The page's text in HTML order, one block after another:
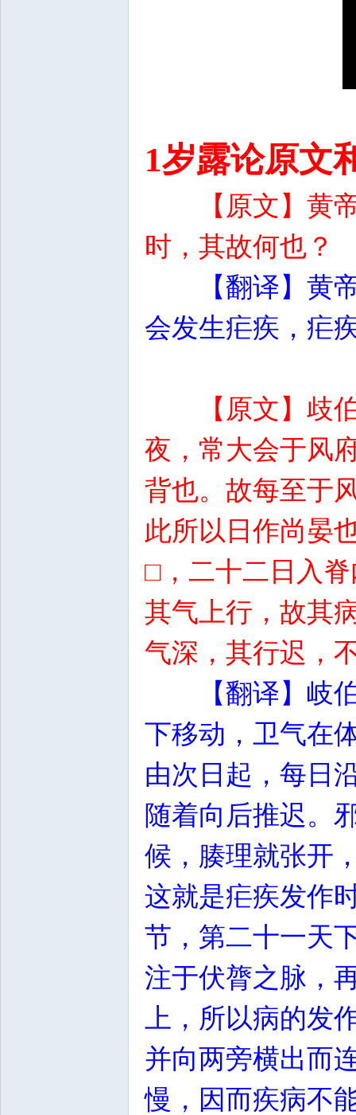
1岁露论原文
【原文】黄
时，其故何也？
【翻译】黄
会发生疟疾，疟
【原文】歧
夜，常大会于风
背也。故每至于
此所以日作尚晏
□，二十二日入
其气上行，故其
气深，其行迟，
【翻译】岐
下移动，卫气在
由次日起，每日
随着向后推迟。
候，腠理就张开
这就是疟疾发作
节，第二十一天
注于伏膂之脉，
上，所以病的发
并向两旁横出而
慢，因而疾病不